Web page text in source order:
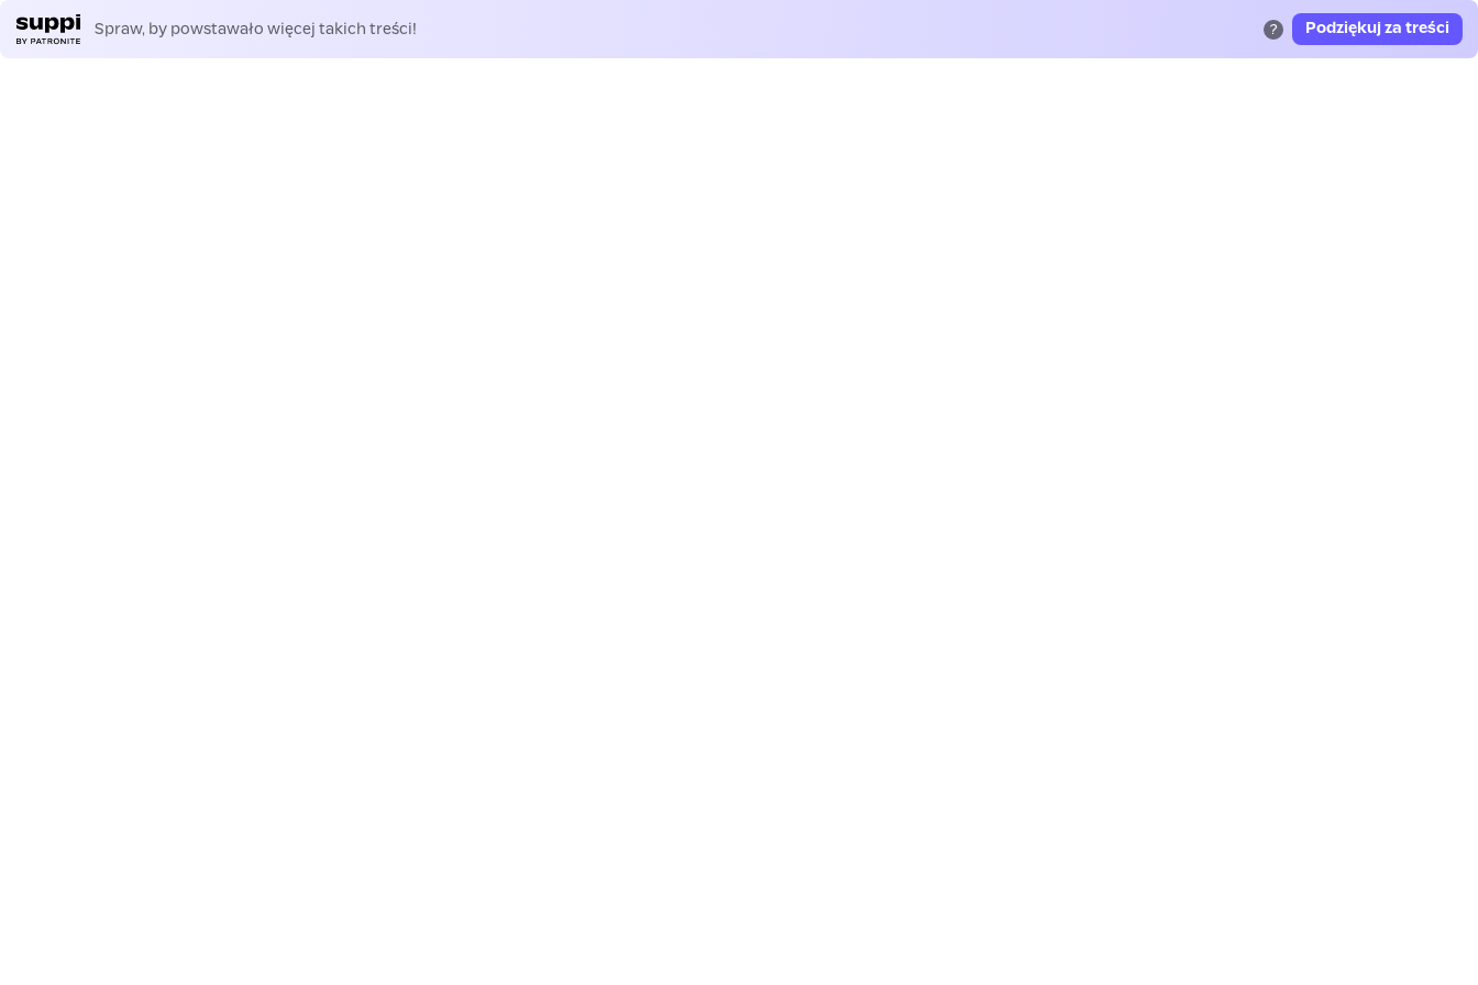
Spraw, by powstawało więcej takich treści! ? Podziękuj za treści